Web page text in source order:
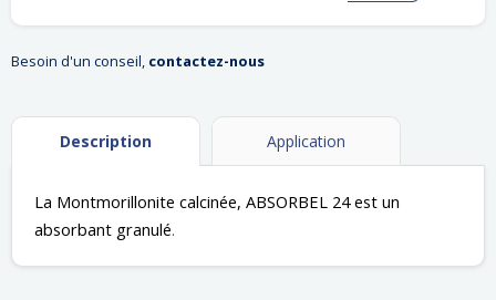
Besoin d'un conseil, contactez-nous
Description Application
La Montmorillonite calcinée, ABSORBEL 24 est un
absorbant granulé.